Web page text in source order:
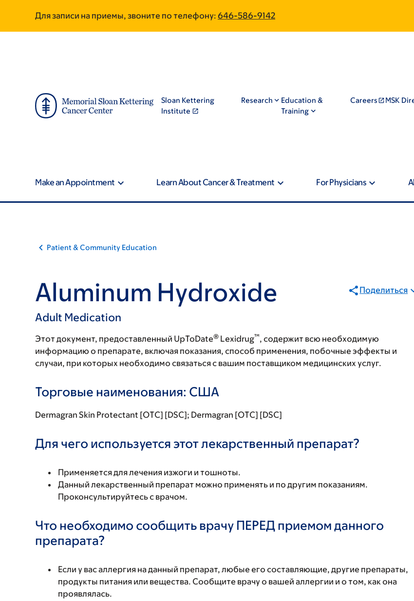
main
footer
Для записи на приемы, звоните по телефону: 646-586-9142
Sloan Kettering
Institute
Research
Education &
Training
Careers MSK
Make an Appointment Learn About Cancer & Treatment For Physicians
Patient & Community Education
Aluminum Hydroxide
Adult Medication
Поделиться
Этот документ, предоставленный UpToDate® Lexidrug™, содержит всю необходимую
информацию о препарате, включая показания, способ применения, побочные эффекты и
случаи, при которых необходимо связаться с вашим поставщиком медицинских услуг.
Торговые наименования: США
Dermagran Skin Protectant [OTC] [DSC]; Dermagran [OTC] [DSC]
Для чего используется этот лекарственный препарат?
Применяется для лечения изжоги и тошноты.
Данный лекарственный препарат можно применять и по другим показаниям.
Проконсультируйтесь с врачом.
Что необходимо сообщить врачу ПЕРЕД приемом данного
препарата?
Если у вас аллергия на данный препарат, любые его составляющие, другие препараты,
продукты питания или вещества. Сообщите врачу о вашей аллергии и о том, как она
проявлялась.